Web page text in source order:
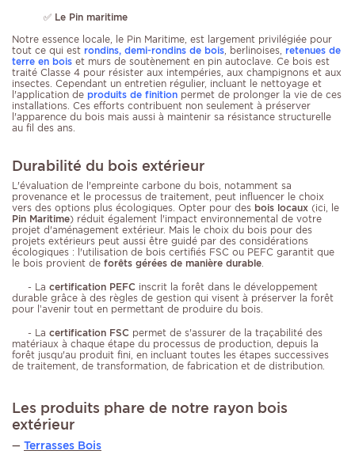
✅ Le Pin maritime
Notre essence locale, le Pin Maritime, est largement privilégiée pour
tout ce qui est rondins, demi-rondins de bois , berlinoises, retenues de
terre en bois et murs de soutènement en pin autoclave. Ce bois est
traité Classe 4 pour résister aux intempéries, aux champignons et aux
insectes. Cependant un entretien régulier, incluant le nettoyage et
l'application de produits de finition permet de prolonger la vie de ces
installations. Ces efforts contribuent non seulement à préserver
l'apparence du bois mais aussi à maintenir sa résistance structurelle
au fil des ans.
Durabilité du bois extérieur
L'évaluation de l'empreinte carbone du bois, notamment sa
provenance et le processus de traitement, peut influencer le choix
vers des options plus écologiques. Opter pour des bois locaux (ici, le
Pin Maritime) réduit également l'impact environnemental de votre
projet d'aménagement extérieur. Mais le choix du bois pour des
projets extérieurs peut aussi être guidé par des considérations
écologiques : l'utilisation de bois certifiés FSC ou PEFC garantit que
le bois provient de forêts gérées de manière durable
- La certification PEFC inscrit la forêt dans le développement
durable grâce à des règles de gestion qui visent à préserver la forêt
pour l’avenir tout en permettant de produire du bois.
- La certification FSC permet de s'assurer de la traçabilité des
matériaux à chaque étape du processus de production, depuis la
forêt jusqu'au produit fini, en incluant toutes les étapes successives
de traitement, de transformation, de fabrication et de distribution.
Les produits phare de notre rayon bois
extérieur
— Terrasses Bois